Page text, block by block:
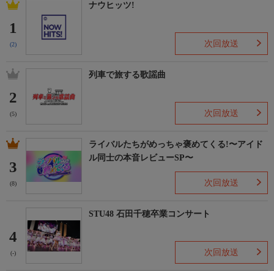
1
(2)
ナウヒッツ!
次回放送
2
(5)
列車で旅する歌謡曲
次回放送
3
(8)
ライバルたちがめっちゃ褒めてくる!〜アイド
ル同士の本音レビューSP〜
次回放送
4
(-)
STU48 石田千穂卒業コンサート
次回放送